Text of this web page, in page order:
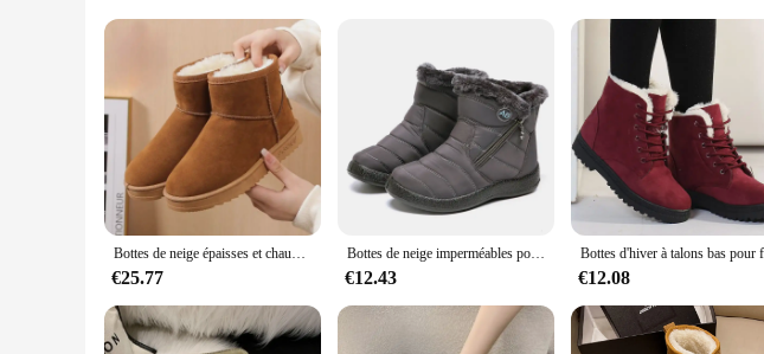
Performance and Property: Durable construction with a non-slip sole for stability and safety
Features:
|Wholesale|Vendors|
**Elegant Craftsmanship and Durability**
Crafted from premium leather, these boots femme offer a blend of elegance and durability.
withstand the rigors of daily wear. The non-slip sole provides stability and safety, making
makes them a staple in any wardrobe, easily transitioning from day to night with a simple outfit
**Comfort Meets Style**
Understanding the importance of comfort in fashion, these boots femme are designed with
throughout the day. The classic silhouette is modernized with subtle details that add a touch
casual look or add a touch of elegance to your office attire, these boots femme are the perfect
**Versatility for Every Occasion**
Whether you're a fashion-forward individual or a vendor looking to stock up on quality
scenarios, from casual outings to formal events. The availability in various sizes ensures
Bottes de neige épaisses et chaudes pour femmes, chaussures en coton, plates, courtes, non ald, sourire plus, hiver, nouveau, 2024
€25.77
Bottes de neige imperméables pour femmes, chaussures confortables, fermeture éclair, fourrure douce, hiver
€12.43 €12.08